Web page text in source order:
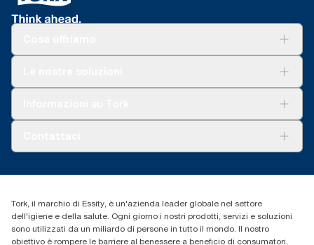
+39 0331 443896
Tork, il marchio di Essity, è un'azienda leader globale nel settore
dell'igiene e della salute. Ogni giorno i nostri prodotti, servizi e soluzioni
sono utilizzati da un miliardo di persone in tutto il mondo. Il nostro
obiettivo è rompere le barriere al benessere a beneficio di consumatori,